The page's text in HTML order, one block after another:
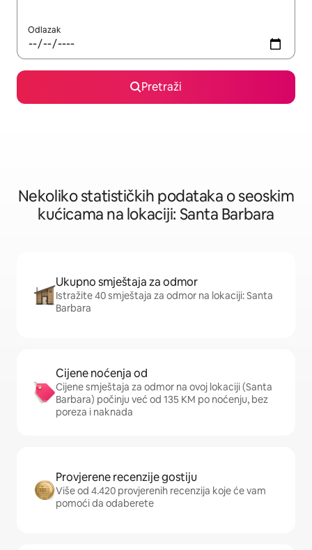
Odlazak
Pretraži
Nekoliko statističkih podataka o seoskim
kućicama na lokaciji: Santa Barbara
Ukupno smještaja za odmor
Istražite 40 smještaja za odmor na lokaciji: Santa
Barbara
Cijene noćenja od
Cijene smještaja za odmor na ovoj lokaciji (Santa
Barbara) počinju već od 135 KM po noćenju, bez
poreza i naknada
Provjerene recenzije gostiju
Više od 4.420 provjerenih recenzija koje će vam
pomoći da odaberete